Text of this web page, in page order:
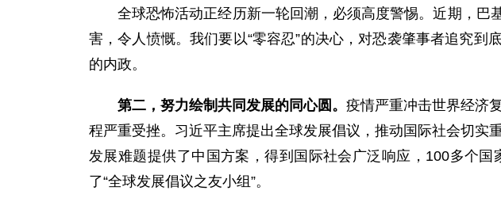
全球恐怖活动正经历新一轮回潮，必须高度警惕。近期，
害，令人愤慨。我们要以“零容忍”的决心，对恐袭肇事者追究
的内政。
第二，努力绘制共同发展的同心圆。 疫情严重冲击世界经济
程严重受挫。习近平主席提出全球发展倡议，推动国际社会切
发展难题提供了中国方案，得到国际社会广泛响应，100多个
了“全球发展倡议之友小组”。